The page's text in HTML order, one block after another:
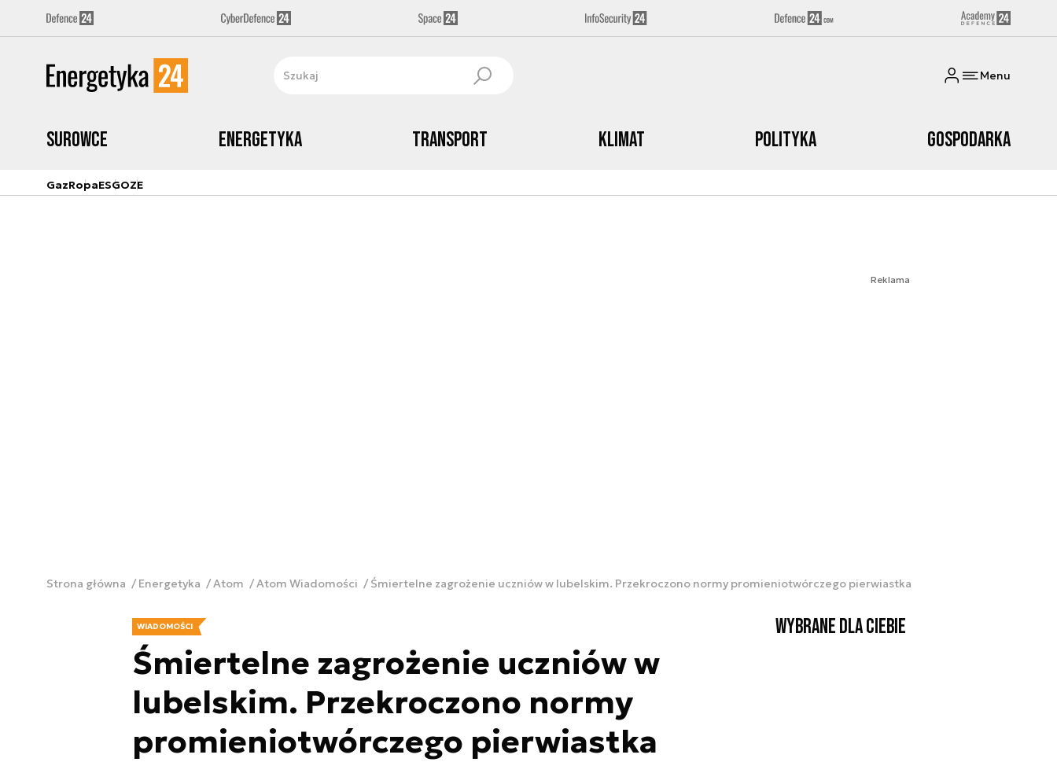
Menu
Surowce Energetyka Transport Klimat Polityka Gospodarka
GazRopaESGOZE
Reklama
Strona główna Energetyka Atom Atom Wiadomości Śmiertelne zagrożenie uczniów w lubelskim. Przekroczono normy promieniotwórczego pierwiastka
WIADOMOŚCI
Śmiertelne zagrożenie uczniów w
lubelskim. Przekroczono normy
promieniotwórczego pierwiastka
Wybrane dla Ciebie